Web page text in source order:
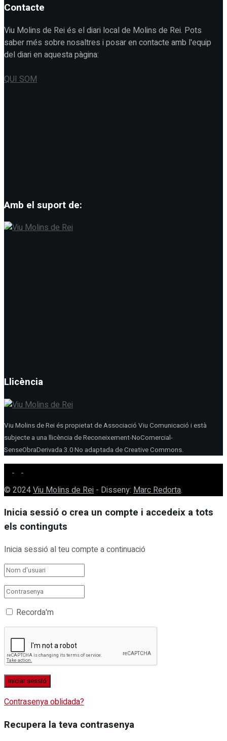
Contacte
Viu Molins de Rei és el diari local de Molins de Rei. Pots
saber més sobre nosaltres i posar en contacte amb l'equip
del diari en aquesta pàgina:
QUI SOM
Amb el suport de:
Llicència
Viu Molins de Rei és propietat de Associació Viu Comunicació i està
subjecte a una llicència de Reconeixement-NoComercial-
SenseObraDerivada 3.0 No adaptada de Creative Commons.
© 2024Viu Molins de Rei - Disseny: Marc Redorta.
Inicia sessió o crea un compte i accedeix a tots
els continguts
Inicia sessió al teu compte a continuació
Recorda'm
Contrasenya oblidada?
Recupera la teva contrasenya